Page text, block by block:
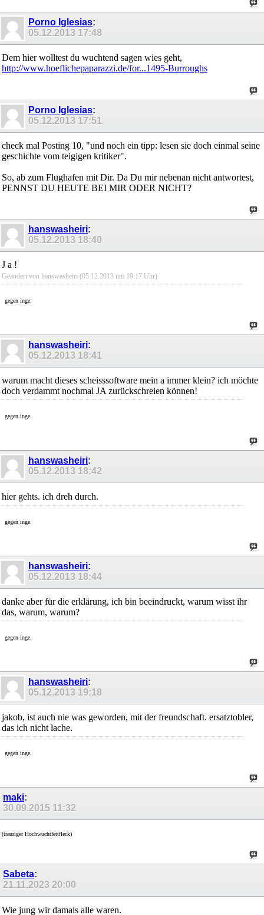
Porno Iglesias:
05.12.2013 17:48
Dem hier wolltest du wuchtend sagen wies geht,
http://www.hoeflichepaparazzi.de/for...1495-Burroughs
Porno Iglesias:
05.12.2013 17:51
check mal Posting 10, "und noch ein tipp: lesen sie doch einmal seine
geschichte vom teigigen kritiker".
So, ab zum Flughafen mit Dir. Da Du mir nebenan nicht antwortest,
PENNST DU HEUTE BEI MIR ODER NICHT?
hanswasheiri:
05.12.2013 18:40
J a !
Geändert von hanswasheiri (05.12.2013 um 19:17 Uhr)
gegen inge.
hanswasheiri:
05.12.2013 18:41
warum macht dieses scheisssoftware mein a immer klein? ich möchte
doch verdammt nochmal JA zurückschreien können!
gegen inge.
hanswasheiri:
05.12.2013 18:42
hier gehts. ich dreh durch.
gegen inge.
hanswasheiri:
05.12.2013 18:44
danke aber für die erklärung, ich bin beeindruckt, warum wisst ihr
das, warum, warum?
gegen inge.
hanswasheiri:
05.12.2013 19:18
jakob, ist auch nie was geworden, mit der freundschaft. ersatztobler,
das ich nicht lache.
gegen inge.
maki:
30.09.2015 11:32
(trauriger Hochwuchtfettfleck)
Sabeta:
21.11.2023 20:00
Wie jung wir damals alle waren.